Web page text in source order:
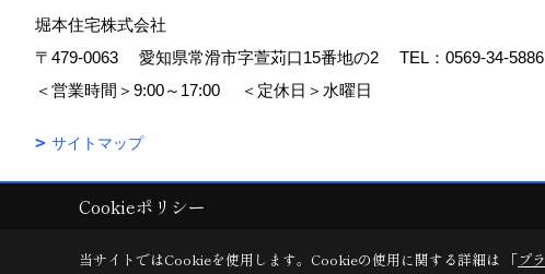
堀本住宅株式会社
〒479-0063
愛知県常滑市字萱苅口15番地の2 TEL： 0569-34-5886
＜営業時間＞9:00～17:00
＜定休日＞水曜日
サイトマップ
Copyright (c) 堀本住宅株式会社. All Rights Reserved.
Cookieポリシー
当サイトではCookieを使用します。 Cookieの使用に関する詳細は 「プ